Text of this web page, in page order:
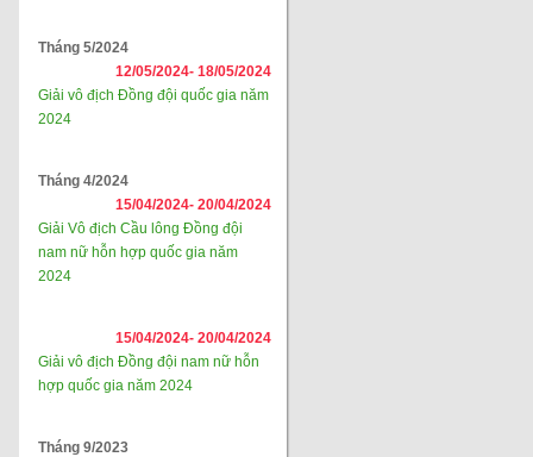
Tháng 5/2024
12/05/2024- 18/05/2024
Giải vô địch Đồng đội quốc gia năm
2024
Tháng 4/2024
15/04/2024- 20/04/2024
Giải Vô địch Cầu lông Đồng đội
nam nữ hỗn hợp quốc gia năm
2024
15/04/2024- 20/04/2024
Giải vô địch Đồng đội nam nữ hỗn
hợp quốc gia năm 2024
Tháng 9/2023